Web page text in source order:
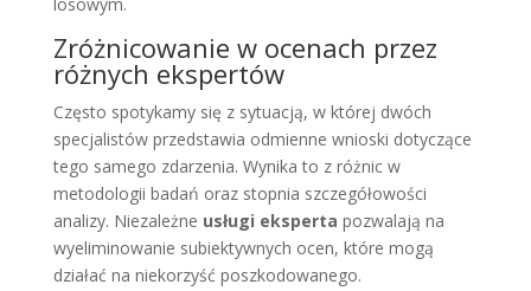
Zróżnicowanie w ocenach przez
różnych ekspertów
Często spotykamy się z sytuacją, w której dwóch
specjalistów przedstawia odmienne wnioski dotyczące
tego samego zdarzenia. Wynika to z różnic w
metodologii badań oraz stopnia szczegółowości
analizy. Niezależne usługi eksperta pozwalają na
wyeliminowanie subiektywnych ocen, które mogą
działać na niekorzyść poszkodowanego.